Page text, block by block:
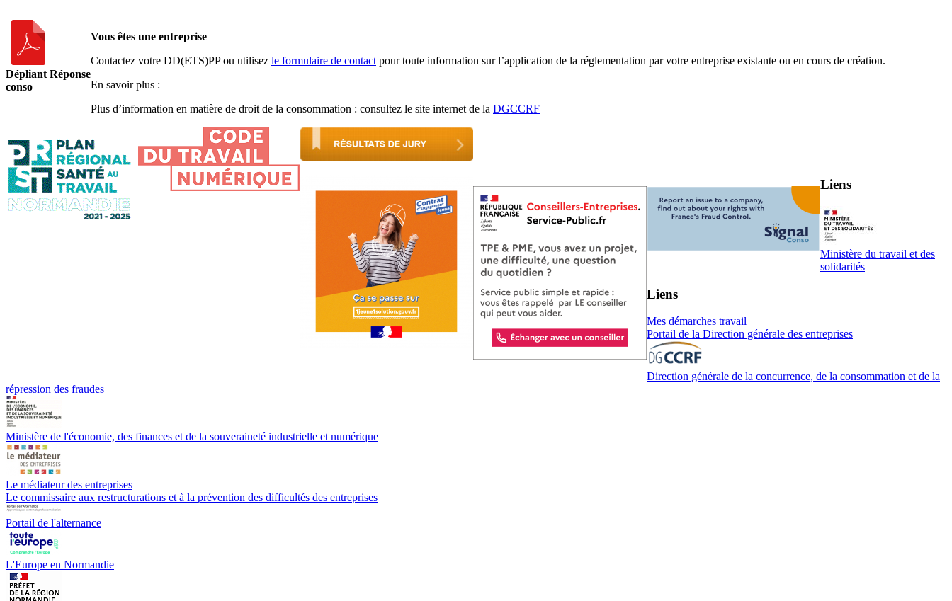
Dépliant Réponse
conso
Vous êtes une entreprise
Contactez votre DD(ETS)PP ou utilisez le formulaire de contact pour toute information sur l’application de la réglementation par votre entreprise existante ou en cours de création.
En savoir plus :
Plus d’information en matière de droit de la consommation : consultez le site internet de la DGCCRF
Liens
Ministère du travail et des
solidarités
Liens
Mes démarches travail
Portail de la Direction générale des entreprises
Direction générale de la concurrence, de la consommation et de la
répression des fraudes
Ministère de l'économie, des finances et de la souveraineté industrielle et numérique
Le médiateur des entreprises
Le commissaire aux restructurations et à la prévention des difficultés des entreprises
Portail de l'alternance
L'Europe en Normandie